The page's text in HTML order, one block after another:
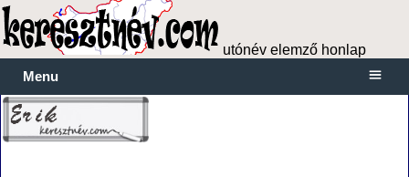
utónév elemző honlap
Menu